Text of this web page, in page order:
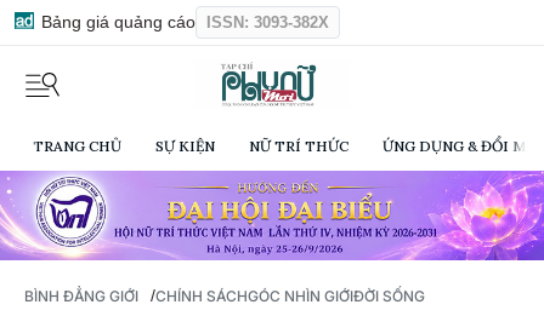
Bảng giá quảng cáo ISSN: 3093-382X
TRANG CHỦ SỰ KIỆN NỮ TRÍ THỨC ỨNG DỤNG & ĐỔI
BÌNH ĐẲNG GIỚI /CHÍNH SÁCHGÓC NHÌN GIỚIĐỜI SỐNG